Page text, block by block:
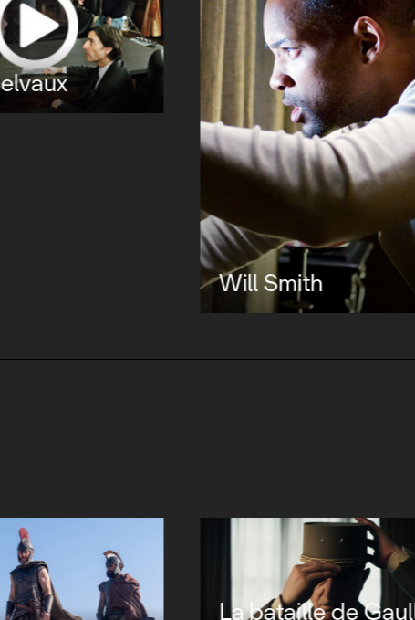
Will Smith
La bataille de